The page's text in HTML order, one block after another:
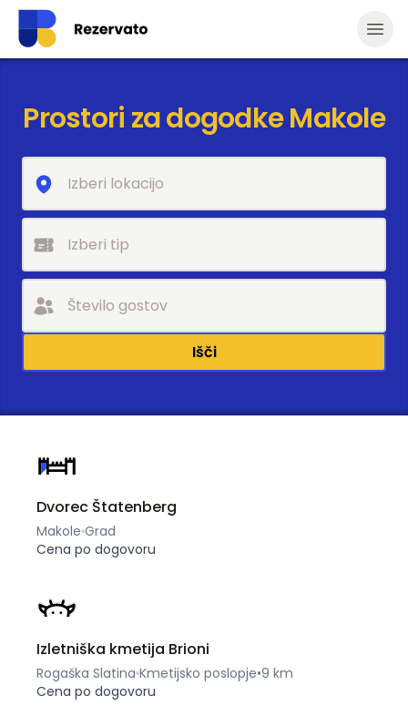
Prostori za dogodke Makole
Išči
Dvorec Štatenberg
Makole Grad
Cena po dogovoru
Izletniška kmetija Brioni
Rogaška Slatina Kmetijsko poslopje•9 km
Cena po dogovoru